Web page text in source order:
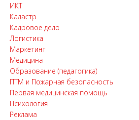
ИКТ
Кадастр
Кадровое дело
Логистика
Маркетинг
Медицина
Образование (педагогика)
ПТМ и Пожарная безопасность
Первая медицинская помощь
Психология
Реклама